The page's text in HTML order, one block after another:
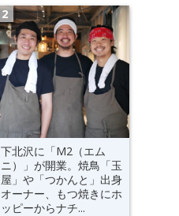
下北沢に「M2（エム
ニ）」が開業。焼鳥「玉
屋」や「つかんと」出身
オーナー、もつ焼きにホ
ッピーからナチ...